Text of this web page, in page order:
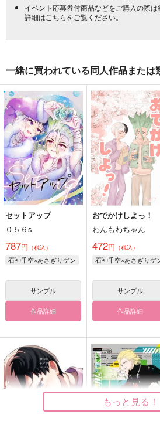
イベント応募券付商品などをご購入の際は
詳細は こちらをご覧ください。
一緒に買われている同人作品または
セットアップ
０５６s
787円 （税込）
石神千空×あさぎりゲン
サンプル
作品詳細
おでかけしよっ！
わんもわちゃん
472円 （税込）
石神千空×あさぎりゲ
サンプル
作品詳細
もっと見る！